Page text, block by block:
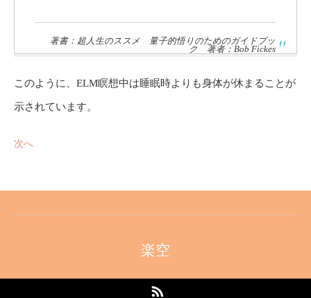
著書：超人生のススメ 量子的悟りのためのガイドブッ
ク 著者：Bob Fickes
このように、ELM瞑想中は睡眠時よりも身体が休まることが
示されています。
次へ
楽空